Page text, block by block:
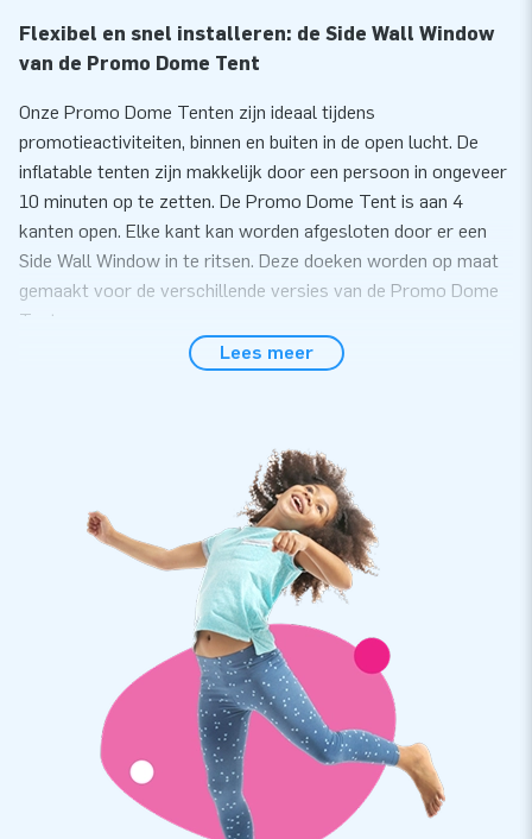
Flexibel en snel installeren: de Side Wall Window
van de Promo Dome Tent
Onze Promo Dome Tenten zijn ideaal tijdens
promotieactiviteiten, binnen en buiten in de open lucht. De
inflatable tenten zijn makkelijk door een persoon in ongeveer
10 minuten op te zetten. De Promo Dome Tent is aan 4
kanten open. Elke kant kan worden afgesloten door er een
Side Wall Window in te ritsen. Deze doeken worden op maat
gemaakt voor de verschillende versies van de Promo Dome
Tenten.
Flexibel opzetten: koppelen, dichtmaken en met
Het inritsen van een Side Wall Window in de Promo Dome
Tent gaat eenvoudig en kan makkelijk door 1 persoon
worden gedaan. Het is ook mogelijk om meerdere tenten aan
elkaar te koppelen door ze te verbinden met koppelstukken.
Deze doeken kunnen uiteraard worden geleverd in jouw
huisstijl of een opdruk of kleur naar keuze. Wil je extra
opvallen of iets meer ruimte creëren? Kies dan voor een
afdak die je vast kunt ritsen. Het verbinden van tenten of het
vastmaken van doeken doe je altijd met een handige
ritssluiting. Neem contact op met onze verkoopafdeling voor
meer informatie!
Makkelijk in te pakken en te vervoeren!
Lees meer